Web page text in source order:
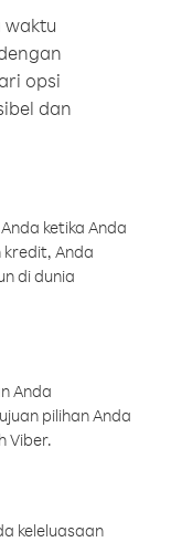
waktu
opsi
dan
ketika Anda
kredit, Anda
di dunia
Anda
pilihan Anda
Viber.
keleluasaan